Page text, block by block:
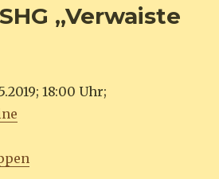
„Verwaiste
18:00 Uhr;